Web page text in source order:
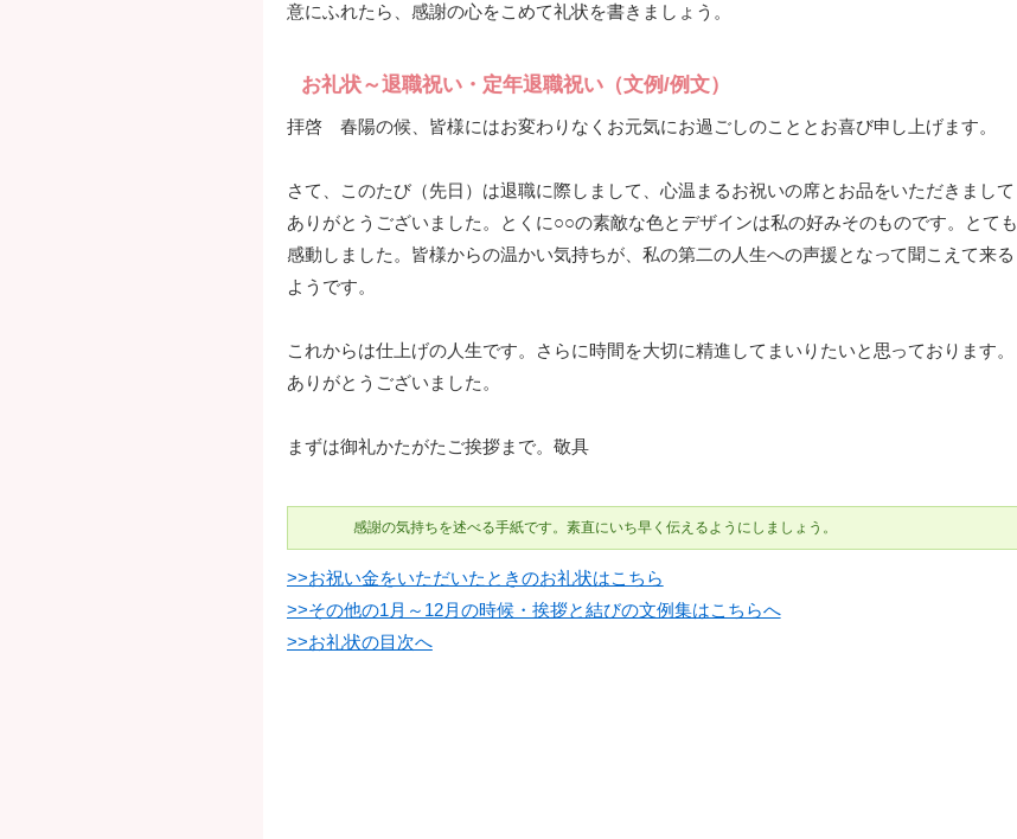
意にふれたら、感謝の心をこめて礼状を書きましょう。
お礼状～退職祝い・定年退職祝い（文例/例文）
拝啓 春陽の候、皆様にはお変わりなくお元気にお過ごしのこととお喜び申し上げます。
さて、このたび（先日）は退職に際しまして、心温まるお祝いの席とお品をいただきまして
ありがとうございました。とくに○○の素敵な色とデザインは私の好みそのものです。とても
感動しました。皆様からの温かい気持ちが、私の第二の人生への声援となって聞こえて来る
ようです。
これからは仕上げの人生です。さらに時間を大切に精進してまいりたいと思っております。
ありがとうございました。
まずは御礼かたがたご挨拶まで。敬具
感謝の気持ちを述べる手紙です。素直にいち早く伝えるようにしましょう。
>>お祝い金をいただいたときのお礼状はこちら
>>その他の1月～12月の時候・挨拶と結びの文例集はこちらへ
>>お礼状の目次へ